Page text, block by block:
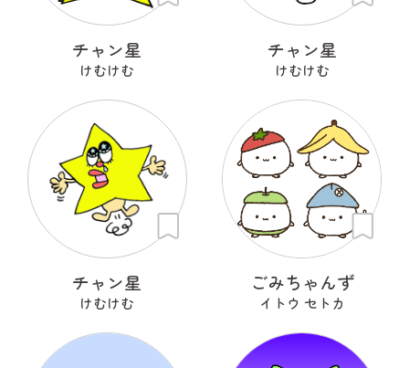
チャン星
けむけむ
チャン星
けむけむ
チャン星
けむけむ
ごみちゃんず
イトウ セトカ